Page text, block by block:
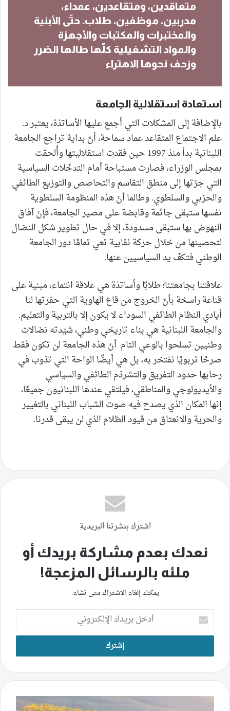
متعاقدين، ومتقاعدين، عمداء،
مدربين، موظفين، طلاب. حتّى الأبنية
والمختبرات والمكتبات والأجهزة
والمواد التشغيلية كلّها طالها الضرر
وزحف نحوها الاهتراء
استعادة استقلالية الجامعة
بالإضافة إلى المشكلات التي أجمع عليها الأساتذة، يعتبر د.
علم الاجتماع المتقاعد عماد سماحة، أنّ بداية تراجع الجامعة
اللبنانية بدأ منذ 1997 حين فقدت استقلاليتها وأُلحقت
بمجلس الوزراء، فصارت مستباحة أمام التدخّلات السياسية
التي جرّتها إلى منطق التقاسم والتحاصص والتوزيع الطائفي
والحزبي والسلطوي. وطالما أنّ هذه المنظومة السلطوية
نفسها ستبقى جاثمة وقابضة على مصير الجامعة، فإنّ آفاق
النهوض بها ستبقى مسدودة، إلا في حال تطوير شكل النضال
لتحصينها من خلال حركة نقابية تعي تمامًا دور الجامعة
الوطني فتكفّ يد السياسيين عنها.
علاقتنا بجامعتنا؛ طلابًا وأساتذة هي علاقة انتماء، مبنية على
قناعة راسخة بأنّ الخروج من قاع الهاوية التي حفرتها لنا
أيادي النظام الطائفي السوداء لا يكون إلا بالتربية والتعليم.
والجامعة اللبنانية هي بناء تاريخي وطني، شيّدته نضالات
وطنيين تسلحوا بالوعي التام أنّ هذه الجامعة لن تكون فقط
صرحًا تربويًا نفتخر به، بل هي أيضًا الواحة التي تذوب في
رحابها حدود التفريق والتشرذم الطائفي والسياسي
والأيديولوجي والمناطقي، فيلتقي عندها اللبنانيون جميعًا،
إنها المكان الذي يصدح فيه صوت الشباب اللبناني بالتغيير
والحرية والانعتاق من قيود الظلام الذي لن يبقى قدرنا.
اشترك بنشرتنا البريدية
نعدك بعدم مشاركة بريدك أو
ملئه بالرسائل المزعجة!
يمكنك إلغاء الاشتراك متى تشاء.
أدخل
بريدك
الإلكتروني
الزراعة